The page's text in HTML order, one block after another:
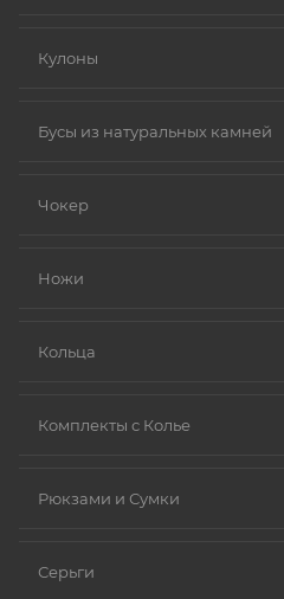
Кулоны
Бусы из натуральных камней
Чокер
Ножи
Кольца
Комплекты с Колье
Рюкзами и Сумки
Серьги